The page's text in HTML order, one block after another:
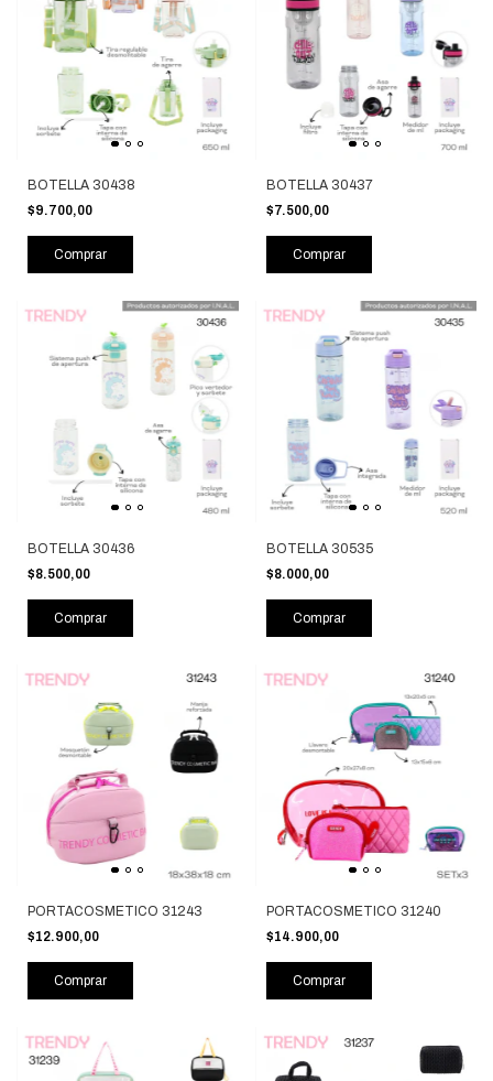
BOTELLA 30438
$9.700,00
Comprar
BOTELLA 30437
$7.500,00
Comprar
BOTELLA 30436
$8.500,00
Comprar
BOTELLA 30535
$8.000,00
Comprar
PORTACOSMETICO 31243
$12.900,00
Comprar
PORTACOSMETICO 31240
$14.900,00
Comprar